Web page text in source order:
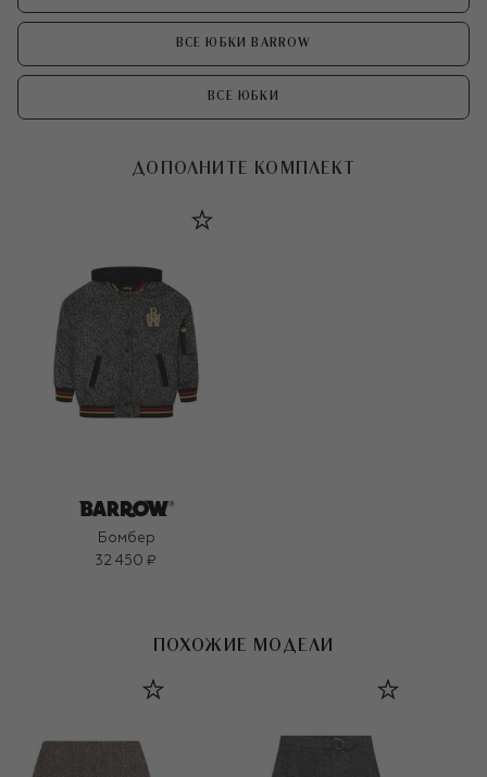
ВСЕ ЮБКИ BARROW
ВСЕ ЮБКИ
ДОПОЛНИТЕ КОМПЛЕКТ
Бомбер
32 450 ₽
ПОХОЖИЕ МОДЕЛИ